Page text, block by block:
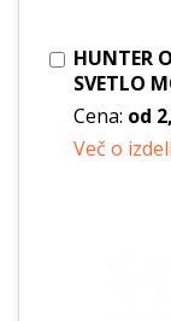
HUNTER
SVETLO
Cena: od
Več o